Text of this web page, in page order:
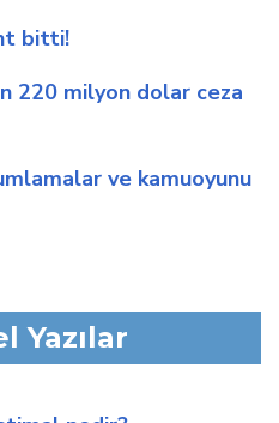
bi̇tti̇!
Yazılar